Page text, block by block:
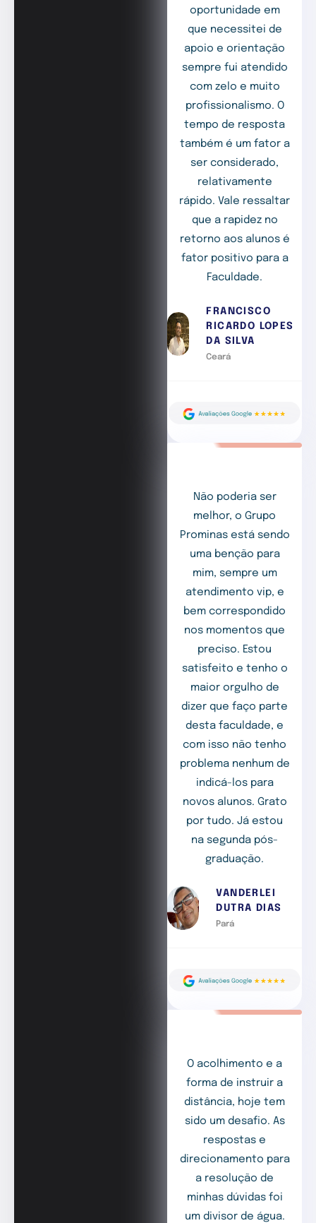
oportunidade em
que necessitei de
apoio e orientação
sempre fui atendido
com zelo e muito
profissionalismo. O
tempo de resposta
também é um fator a
ser considerado,
relativamente
rápido. Vale ressaltar
que a rapidez no
retorno aos alunos é
fator positivo para a
Faculdade.
FRANCISCO
RICARDO LOPES
DA SILVA
Ceará
Não poderia ser
melhor, o Grupo
Prominas está sendo
uma benção para
mim, sempre um
atendimento vip, e
bem correspondido
nos momentos que
preciso. Estou
satisfeito e tenho o
maior orgulho de
dizer que faço parte
desta faculdade, e
com isso não tenho
problema nenhum de
indicá-los para
novos alunos. Grato
por tudo. Já estou
na segunda pós-
graduação.
VANDERLEI
DUTRA DIAS
Pará
O acolhimento e a
forma de instruir a
distância, hoje tem
sido um desafio. As
respostas e
direcionamento para
a resolução de
minhas dúvidas foi
um divisor de água.